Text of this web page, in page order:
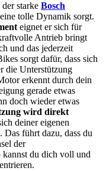
starke Bosch
tolle Dynamik sorgt.
eignet er sich für
Antrieb bringt
und das jederzeit
sorgt dafür, dass sich
die Unterstützung
erkennt durch dein
gerade etwas
doch wieder etwas
wird direkt
deiner eigenen
Das führt dazu, dass du
der
kannst du dich voll und